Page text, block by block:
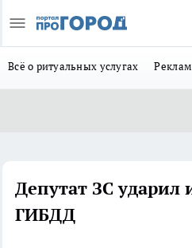
Всё о ритуальных услугах
Депутат ЗС ударил
ГИБДД